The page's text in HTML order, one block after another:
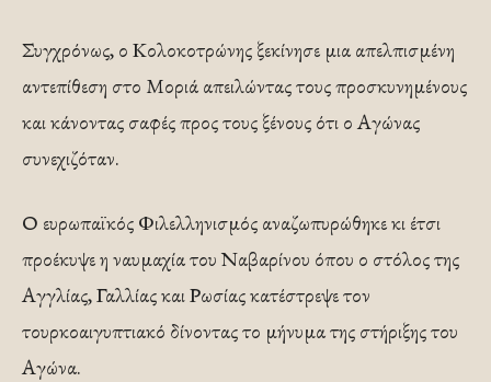
Συγχρόνως, ο Κολοκοτρώνης ξεκίνησε μια απελπισμένη
αντεπίθεση στο Μοριά απειλώντας τους προσκυνημένους
και κάνοντας σαφές προς τους ξένους ότι ο Αγώνας
συνεχιζόταν.
Ο ευρωπαϊκός Φιλελληνισμός αναζωπυρώθηκε κι έτσι
προέκυψε η ναυμαχία του Ναβαρίνου όπου ο στόλος της
Αγγλίας, Γαλλίας και Ρωσίας κατέστρεψε τον
τουρκοαιγυπτιακό δίνοντας το μήνυμα της στήριξης του
Αγώνα.